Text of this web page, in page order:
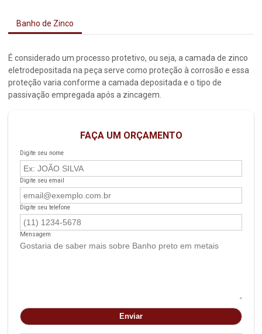
Banho de Zinco
É considerado um processo protetivo, ou seja, a camada de zinco
eletrodepositada na peça serve como proteção à corrosão e essa
proteção varia conforme a camada depositada e o tipo de
passivação empregada após a zincagem.
FAÇA UM ORÇAMENTO
Digite seu nome
Digite seu email
Digite seu telefone
Mensagem